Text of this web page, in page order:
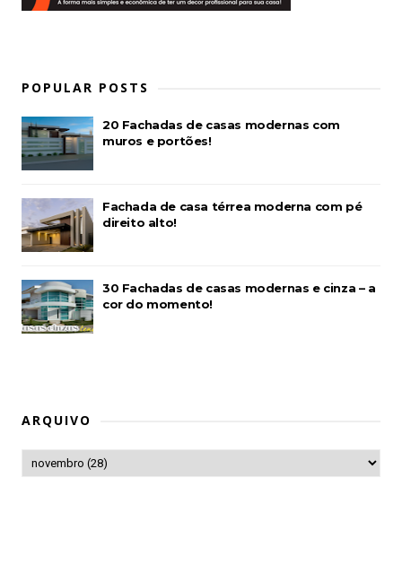
POPULAR POSTS
20 Fachadas de casas modernas com
muros e portões!
Fachada de casa térrea moderna com pé
direito alto!
30 Fachadas de casas modernas e cinza – a
cor do momento!
ARQUIVO